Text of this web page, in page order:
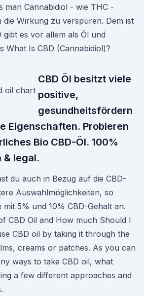
man Cannabidiol - wie THC -
die Wirkung zu verspüren. Dem ist
gibt es vor allem als Öl und
What Is CBD (Cannabidiol)?
CBD Öl besitzt viele
positive,
gesundheitsfördern
Eigenschaften. Probieren
Bio CBD-Öl. 100%
& legal.
du auch in Bezug auf die CBD-
Auswahlmöglichkeiten, so
mit 5% und 10% CBD-Gehalt an.
CBD Oil and How much Should I
CBD oil by taking it through the
creams or patches. As you can
ways to take CBD oil, what
a few different approaches and